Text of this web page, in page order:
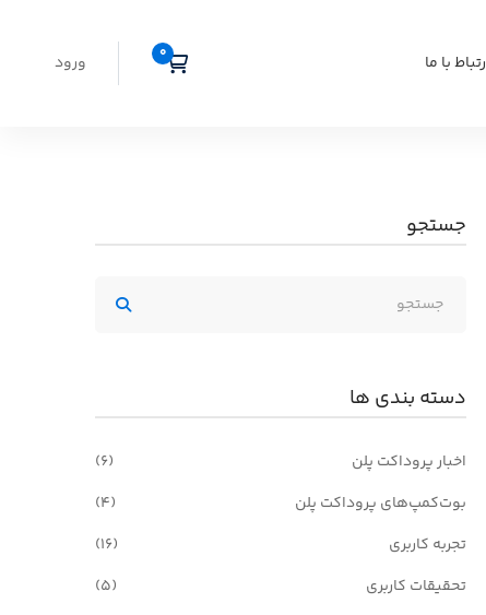
با ما ورود
جستجو
دسته بندی ها
اخبار پروداکت پلن
(6)
بوت‌کمپ‌های پروداکت پلن
(4)
تجربه کاربری
(16)
تحقیقات کاربری
(5)